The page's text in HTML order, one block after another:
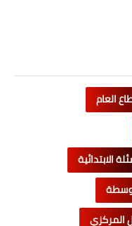
العام
الابتدائية
المركزي